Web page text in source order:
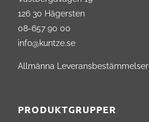
126 30 Hägersten
08-657 90 00
info@kuntze.se
Allmänna Leveransbestämmelser
PRODUKTGRUPPER